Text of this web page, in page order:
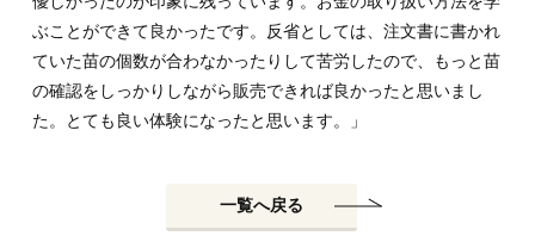
ぶことができて良かったです。反省としては、注文書に書かれ
ていた苗の個数が合わなかったりして苦労したので、もっと苗
の確認をしっかりしながら販売できれば良かったと思いまし
た。とても良い体験になったと思います。」
一覧へ戻る